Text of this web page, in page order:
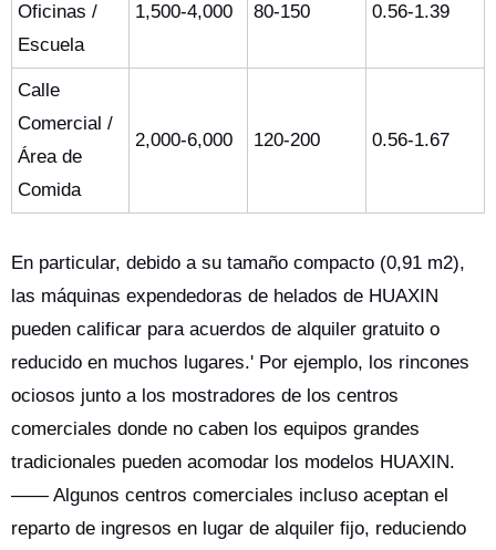
Oficinas /
Escuela
1,500-4,000 80-150 0.56-1.39
Calle
Comercial /
Área de
Comida
2,000-6,000 120-200 0.56-1.67
En particular, debido a su tamaño compacto (0,91 m2),
las máquinas expendedoras de helados de HUAXIN
pueden calificar para acuerdos de alquiler gratuito o
reducido en muchos lugares.' Por ejemplo, los rincones
ociosos junto a los mostradores de los centros
comerciales donde no caben los equipos grandes
tradicionales pueden acomodar los modelos HUAXIN.
—— Algunos centros comerciales incluso aceptan el
reparto de ingresos en lugar de alquiler fijo, reduciendo